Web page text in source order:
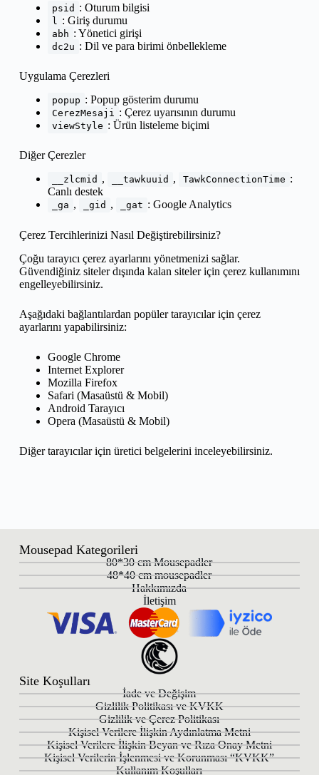
psid : Oturum bilgisi
l : Giriş durumu
abh : Yönetici girişi
dc2u : Dil ve para birimi önbellekleme
Uygulama Çerezleri
popup : Popup gösterim durumu
CerezMesaji : Çerez uyarısının durumu
viewStyle : Ürün listeleme biçimi
Diğer Çerezler
__zlcmid , __tawkuuid , TawkConnectionTime :
Canlı destek
_ga , _gid , _gat : Google Analytics
Çerez Tercihlerinizi Nasıl Değiştirebilirsiniz?
Çoğu tarayıcı çerez ayarlarını yönetmenizi sağlar.
Güvendiğiniz siteler dışında kalan siteler için çerez kullanımını
engelleyebilirsiniz.
Aşağıdaki bağlantılardan popüler tarayıcılar için çerez
ayarlarını yapabilirsiniz:
Google Chrome
Internet Explorer
Mozilla Firefox
Safari (Masaüstü & Mobil)
Android Tarayıcı
Opera (Masaüstü & Mobil)
Diğer tarayıcılar için üretici belgelerini inceleyebilirsiniz.
Mousepad Kategorileri
80*30 cm Mousepadler
48*40 cm mousepadler
Hakkımızda
İletişim
Site Koşulları
İade ve Değişim
Gizlilik Politikası ve KVKK
Gizlilik ve Çerez Politikası
Kişisel Verilere İlişkin Aydınlatma Metni
Kişisel Verilere İlişkin Beyan ve Rıza Onay Metni
Kişisel Verilerin İşlenmesi ve Korunması “KVKK”
Kullanım Koşulları